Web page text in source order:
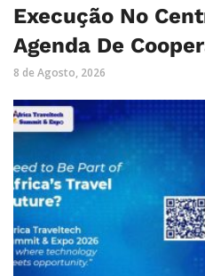
Execução No
Agenda De
8 de Agosto, 2026